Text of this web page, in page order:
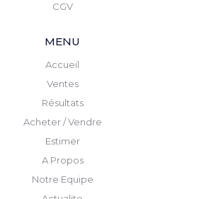
CGV
MENU
Accueil
Ventes
Résultats
Acheter / Vendre
Estimer
A Propos
Notre Equipe